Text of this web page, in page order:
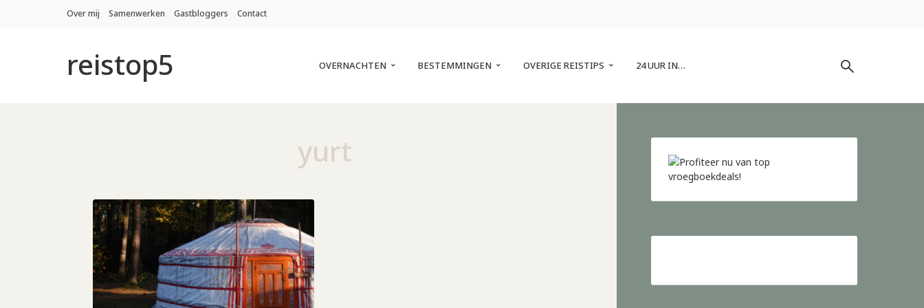
Over mij Samenwerken Gastbloggers Contact
reistop5 OVERNACHTEN BESTEMMINGEN OVERIGE REISTIPS 24 UUR IN…
yurt